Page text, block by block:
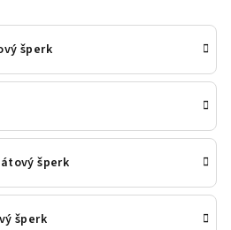
šperk
šperk
šperk